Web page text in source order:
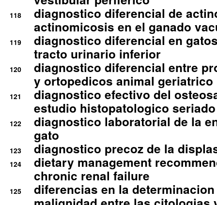
118
diagnostico diferencial de
actinomicosis en el ganado
119
diagnostico diferencial en
tracto urinario inferior
120
diagnostico diferencial entre
y ortopedicos animal geriatrico
121
diagnostico efectivo del
estudio histopatologico seriado
122
diagnostico laboratorial de la
gato
123 diagnostico precoz de la
124
dietary management
chronic renal failure
125
diferencias en la